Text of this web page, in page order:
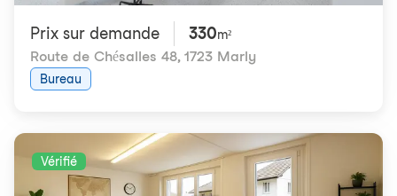
Prix ​​sur demande 330m²
Route de Chésalles 48, 1723 Marly
Bureau
Vérifié